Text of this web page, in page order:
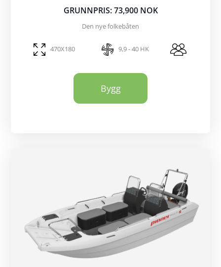
GRUNNPRIS: 73,900 NOK
Den nye folkebåten
470X180 9,9 - 40 HK
Bygg